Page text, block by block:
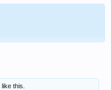
like this.